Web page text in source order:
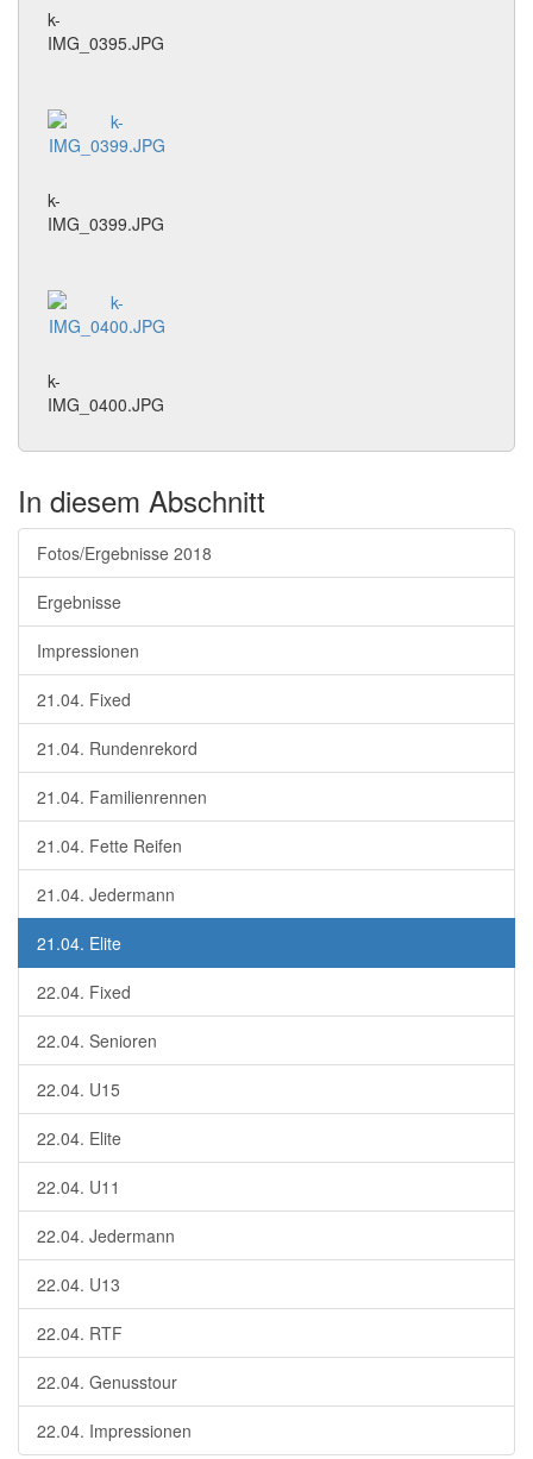
k-
IMG_0395.JPG
k-
IMG_0399.JPG
k-
IMG_0400.JPG
In diesem Abschnitt
Fotos/Ergebnisse 2018
Ergebnisse
Impressionen
21.04. Fixed
21.04. Rundenrekord
21.04. Familienrennen
21.04. Fette Reifen
21.04. Jedermann
21.04. Elite
22.04. Fixed
22.04. Senioren
22.04. U15
22.04. Elite
22.04. U11
22.04. Jedermann
22.04. U13
22.04. RTF
22.04. Genusstour
22.04. Impressionen